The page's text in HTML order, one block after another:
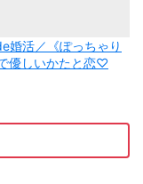
婚活／《ぽっちゃり
優しいかたと恋♡